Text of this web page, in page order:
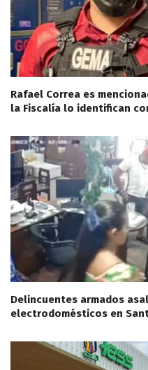
Rafael Correa es
la Fiscalía lo identifican
Delincuentes armados
electrodomésticos en